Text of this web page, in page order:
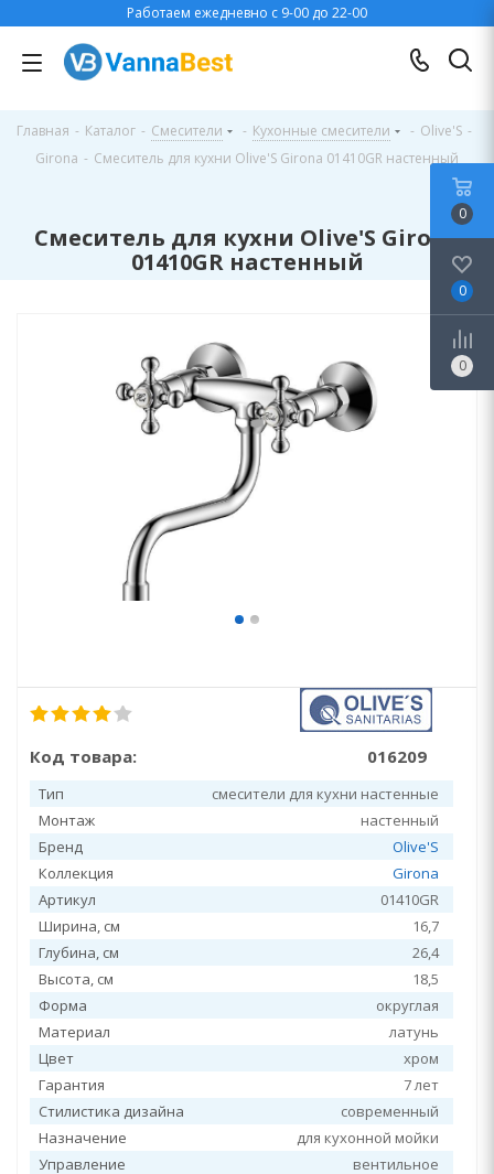
Работаем ежедневно с 9-00 до 22-00
Главная - Каталог - Смесители - Кухонные смесители - Olive'S -
Girona - Смеситель для кухни Olive'S Girona 01410GR настенный
Смеситель для кухни Olive'S Girona
01410GR настенный
Код товара: 016209
Тип
смесители для кухни настенные
Монтаж
настенный
Бренд
Olive'S
Коллекция
Girona
Артикул
01410GR
Ширина, см
16,7
Глубина, см
26,4
Высота, см
18,5
Форма
округлая
Материал
латунь
Цвет
хром
Гарантия
7 лет
Стилистика дизайна
современный
Назначение
для кухонной мойки
Управление
вентильное
0
0
0